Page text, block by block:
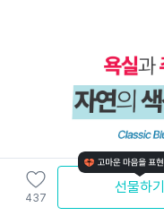
437
선물하기